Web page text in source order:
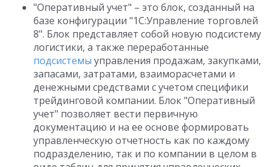
"Оперативный учет" – это блок, созданный на
базе конфигурации "1С:Управление торговлей
8". Блок представляет собой новую подсистему
логистики, а также переработанные
подсистемы управления продажам, закупками,
запасами, затратами, взаиморасчетами и
денежными средствами с учетом специфики
трейдинговой компании. Блок "Оперативный
учет" позволяет вести первичную
документацию и на ее основе формировать
управленческую отчетность как по каждому
подразделению, так и по компании в целом в